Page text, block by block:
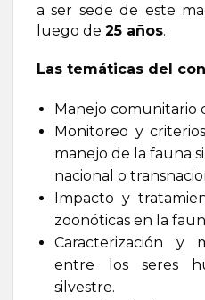
a ser sede de este
luego de 25 años.
Las temáticas del
Manejo comunitario
Monitoreo y
manejo de la fauna
nacional o
Impacto y
zoonóticas en la
Caracterización y
entre los seres
silvestre.